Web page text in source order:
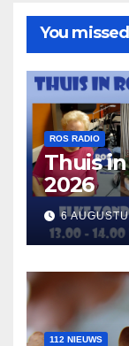
You missed
ROS RADIO
Thuis
2026
6
112 NIEUWS